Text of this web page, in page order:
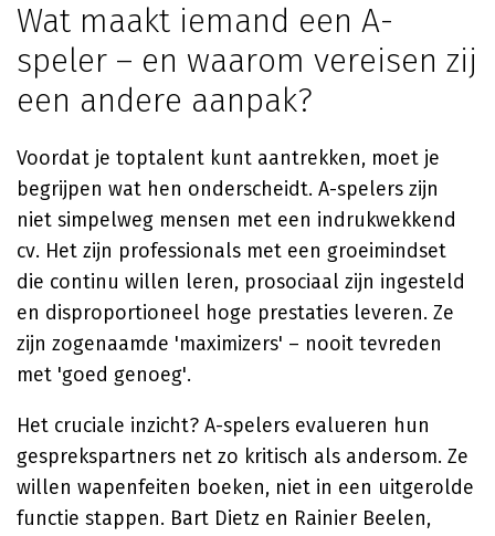
Wat maakt iemand een A-
speler – en waarom vereisen zij
een andere aanpak?
Voordat je toptalent kunt aantrekken, moet je
begrijpen wat hen onderscheidt. A-spelers zijn
niet simpelweg mensen met een indrukwekkend
cv. Het zijn professionals met een groeimindset
die continu willen leren, prosociaal zijn ingesteld
en disproportioneel hoge prestaties leveren. Ze
zijn zogenaamde 'maximizers' – nooit tevreden
met 'goed genoeg'.
Het cruciale inzicht? A-spelers evalueren hun
gesprekspartners net zo kritisch als andersom. Ze
willen wapenfeiten boeken, niet in een uitgerolde
functie stappen. Bart Dietz en Rainier Beelen,